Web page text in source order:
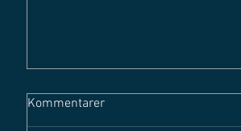
Kommentarer